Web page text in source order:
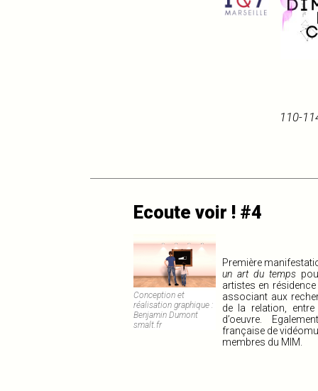
110-
Ecoute voir ! #4
Conception et
réalisation graphique :
Benjamin Dumont
smalt.fr
Première
un art du temps
artistes en
associant aux
de la relation,
d’oeuvre.
française de
membres du MIM.